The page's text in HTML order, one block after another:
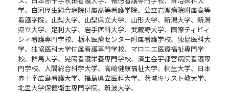
学、白河厚生総合病院付属高等看護学院、公立岩瀬病院附属高等
看護学院、山梨大学、山梨県立大学、山形大学、新潟大学、新潟
県立大学、足利大学、岩手医科大学、武蔵野大学、国際ティビィ
シィ看護専門学校、栃木医療センター附属看護学校、独協医科大
学、独協医科大学付属看護専門学校、マロニエ医療福祉専門学
校、群馬大学、晃陽看護栄養専門学校、済生会宇都宮病院看護専
門学校、人間総合科学大学、高崎健康福祉大学、桐生大学、日本
赤十字広島看護大学、福島県立医科大学、茨城キリスト教大学、
北里大学保健衛生専門学院、筑波大学、